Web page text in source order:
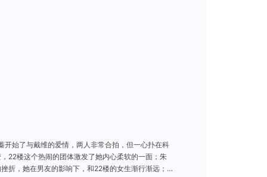
始了与戴维的爱情，两人非常合拍，但一心扑在科
22楼这个热闹的团体激发了她内心柔软的一面；朱
折，她在男友的影响下，和22楼的女生渐行渐远；